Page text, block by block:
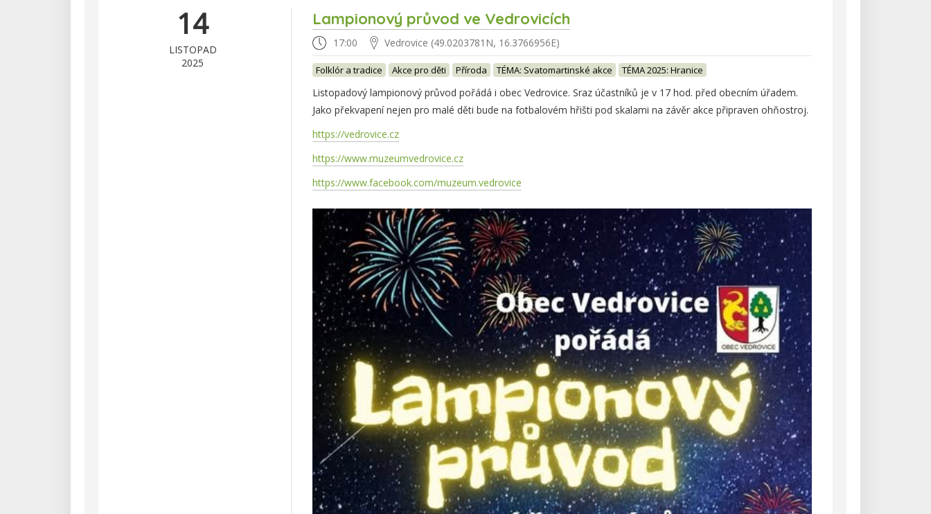
14
LISTOPAD
2025
Lampionový průvod ve Vedrovicích
17:00 Vedrovice (49.0203781N, 16.3766956E)
Folklór a tradice Akce pro děti Příroda TÉMA: Svatomartinské akce TÉMA 2025: Hranice
Listopadový lampionový průvod pořádá i obec Vedrovice. Sraz účastníků je v 17 hod. před obecním úřadem.
Jako překvapení nejen pro malé děti bude na fotbalovém hřišti pod skalami na závěr akce připraven ohňostroj.
https://vedrovice.cz
https://www.muzeumvedrovice.cz
https://www.facebook.com/muzeum.vedrovice